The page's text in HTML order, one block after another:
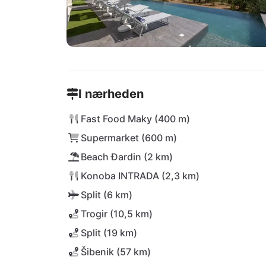
I nærheden
Fast Food Maky (400 m)
Supermarket (600 m)
Beach Đardin (2 km)
Konoba INTRADA (2,3 km)
Split (6 km)
Trogir (10,5 km)
Split (19 km)
Šibenik (57 km)